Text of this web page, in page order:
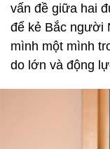
vấn đề giữa hai
để kẻ Bắc người
mình một mình
do lớn và động